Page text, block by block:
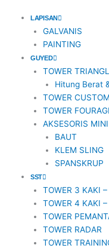
LAPISAN
GALVANIS
PAINTING
GUYED
TOWER
Hitung Berat
TOWER CUSTOM
TOWER
AKSESORIS
BAUT
KLEM SLING
SPANSKRUP
SST
TOWER 3 KAKI
TOWER 4 KAKI
TOWER
TOWER RADAR
TOWER